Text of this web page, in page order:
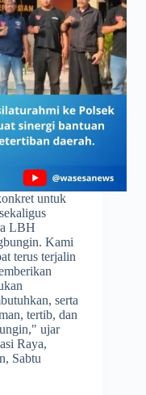
untuk
LBH
Kami
terus terjalin
serta
tertib, dan
ujar
Raya,
Sabtu